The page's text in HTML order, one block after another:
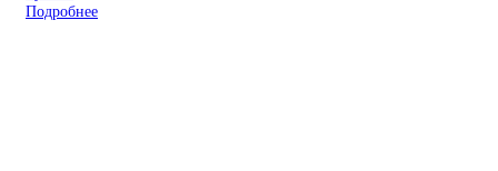
Подробнее